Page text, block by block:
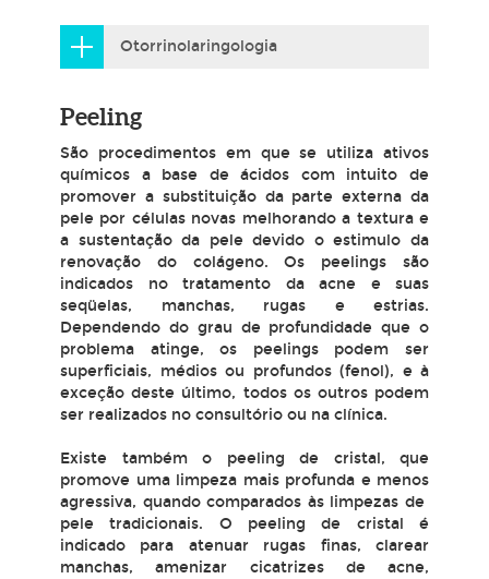
Otorrinolaringologia
Peeling
São procedimentos em que se utiliza ativos
químicos a base de ácidos com intuito de
promover a substituição da parte externa da
pele por células novas melhorando a textura e
a sustentação da pele devido o estimulo da
renovação do colágeno. Os peelings são
indicados no tratamento da acne e suas
seqüelas, manchas, rugas e estrias.
Dependendo do grau de profundidade que o
problema atinge, os peelings podem ser
superficiais, médios ou profundos (fenol), e à
exceção deste último, todos os outros podem
ser realizados no consultório ou na clínica.
Existe também o peeling de cristal, que
promove uma limpeza mais profunda e menos
agressiva, quando comparados às limpezas de
pele tradicionais. O peeling de cristal é
indicado para atenuar rugas finas, clarear
manchas, amenizar cicatrizes de acne,